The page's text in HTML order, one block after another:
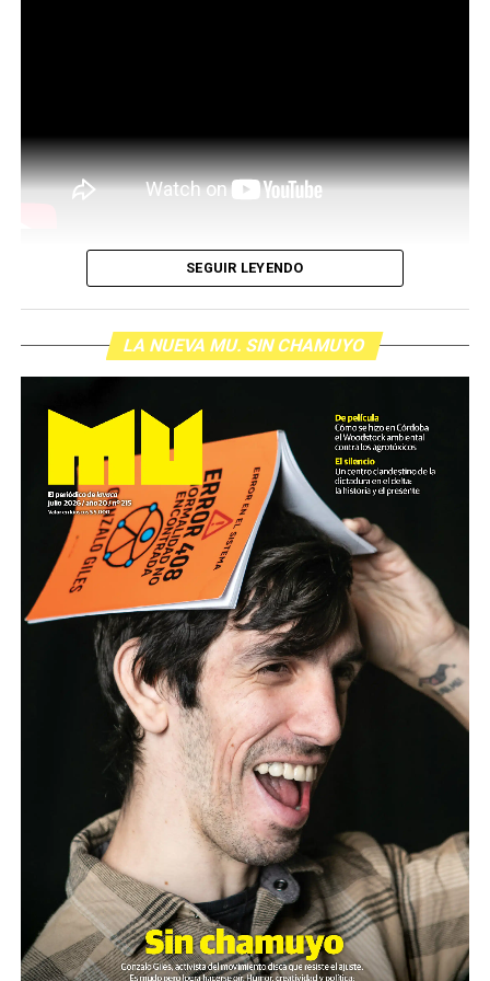
Cartucho como el que de dispararon a Pablo Grillo en la
manifestación del miércoles pasado.
El video fue presentado este lunes en la sede de ARGRA
(Asociación de Reporteros Gráficos de la Argentina)
junto al SiPreBa (Sindicato de Prensa de Buenos Aires).
Paralelamente, y según lo que estila el gobierno, la
ministra Bullrich presentó en la Casa Rosada una noticia
distractiva; el anuncio sobre un supuesto proyecto de
SEGUIR LEYENDO
LA NUEVA MU. SIN CHAMUYO